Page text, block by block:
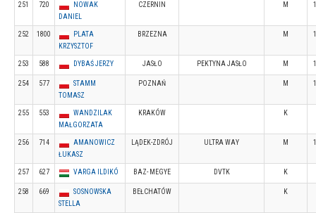
251 720
NOWAK
DANIEL
CZERNIN M
252 1800
PLATA
KRZYSZTOF
BRZEZNA M
253 588 DYBAŚ JERZY JASŁO PEKTYNA JASŁO M
254 577
STAMM
TOMASZ
POZNAŃ M
255 553
WANDZILAK
MAŁGORZATA
KRAKÓW K
256 714
AMANOWICZ
ŁUKASZ
LĄDEK-ZDRÓJ ULTRA WAY M
257 627 VARGA ILDIKÓ BAZ- MEGYE DVTK K
258 669
SOSNOWSKA
STELLA
BEŁCHATÓW K